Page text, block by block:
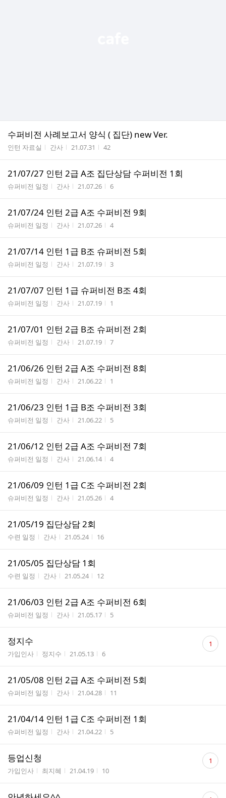
수퍼비전 사례보고서 양식 ( 집단) new Ver.
게시판명
인턴 자료실 작성자
간사 작성시간
21.07.31 조회수
42
21/07/27 인턴 2급 A조 집단상담 수퍼비전 1회
게시판명
슈퍼비전 일정 작성자
간사 작성시간
21.07.26 조회수
6
21/07/24 인턴 2급 A조 수퍼비전 9회
게시판명
슈퍼비전 일정 작성자
간사 작성시간
21.07.26 조회수
4
21/07/14 인턴 1급 B조 슈퍼비전 5회
게시판명
슈퍼비전 일정 작성자
간사 작성시간
21.07.19 조회수
3
21/07/07 인턴 1급 슈퍼비전 B조 4회
게시판명
슈퍼비전 일정 작성자
간사 작성시간
21.07.19 조회수
1
21/07/01 인턴 2급 B조 슈퍼비전 2회
게시판명
슈퍼비전 일정 작성자
간사 작성시간
21.07.19 조회수
7
21/06/26 인턴 2급 A조 수퍼비전 8회
게시판명
슈퍼비전 일정 작성자
간사 작성시간
21.06.22 조회수
1
21/06/23 인턴 1급 B조 수퍼비전 3회
게시판명
슈퍼비전 일정 작성자
간사 작성시간
21.06.22 조회수
5
21/06/12 인턴 2급 A조 수퍼비전 7회
게시판명
슈퍼비전 일정 작성자
간사 작성시간
21.06.14 조회수
4
21/06/09 인턴 1급 C조 수퍼비전 2회
게시판명
슈퍼비전 일정 작성자
간사 작성시간
21.05.26 조회수
4
21/05/19 집단상담 2회
게시판명
수련 일정 작성자
간사 작성시간
21.05.24 조회수
16
21/05/05 집단상담 1회
게시판명
수련 일정 작성자
간사 작성시간
21.05.24 조회수
12
21/06/03 인턴 2급 A조 수퍼비전 6회
게시판명
슈퍼비전 일정 작성자
간사 작성시간
21.05.17 조회수
5
정지수
게시판명
가입인사 작성자
정지수 작성시간
21.05.13 조회수
6
댓
글 1
21/05/08 인턴 2급 A조 수퍼비전 5회
게시판명
슈퍼비전 일정 작성자
간사 작성시간
21.04.28 조회수
11
21/04/14 인턴 1급 C조 수퍼비전 1회
게시판명
슈퍼비전 일정 작성자
간사 작성시간
21.04.22 조회수
5
등업신청
게시판명
가입인사 작성자
최지혜 작성시간
21.04.19 조회수
10
댓
글 1
댓